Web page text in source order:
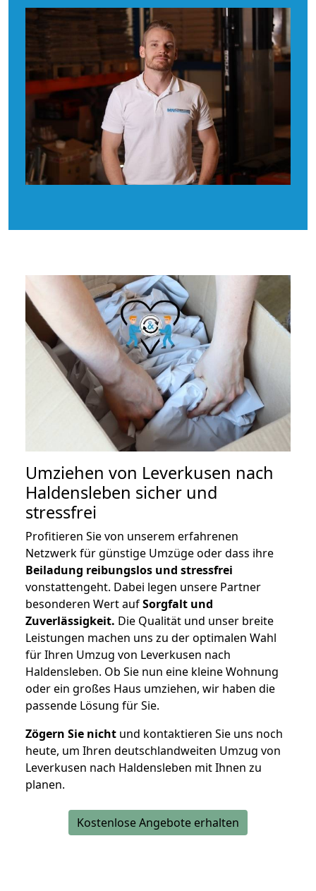
Umziehen von Leverkusen nach
Haldensleben sicher und
stressfrei
Profitieren Sie von unserem erfahrenen
Netzwerk für günstige Umzüge oder dass ihre
Beiladung reibungslos und stressfrei
vonstattengeht. Dabei legen unsere Partner
besonderen Wert aufSorgfalt und
Zuverlässigkeit. Die Qualität und unser breite
Leistungen machen uns zu der optimalen Wahl
für Ihren Umzug von Leverkusen nach
Haldensleben. Ob Sie nun eine kleine Wohnung
oder ein großes Haus umziehen, wir haben die
passende Lösung für Sie.
Zögern Sie nicht und kontaktieren Sie uns noch
heute, um Ihren deutschlandweiten Umzug von
Leverkusen nach Haldensleben mit Ihnen zu
planen.
Kostenlose Angebote erhalten